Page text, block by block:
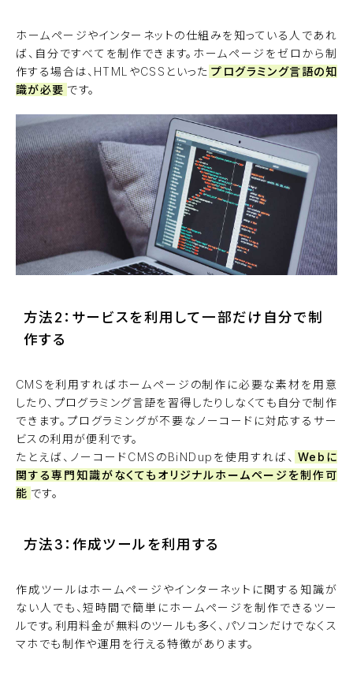
ホームページやインターネットの仕組みを知っている人であれ
ば、自分ですべてを制作できます。ホームページをゼロから制
作する場合は、HTMLやCSSといった プログラミング言語の知
識が必要 です。
方法2：サービスを利用して一部だけ自分で制
作する
CMSを利用すればホームページの制作に必要な素材を用意
したり、プログラミング言語を習得したりしなくても自分で制作
できます。プログラミングが不要なノーコードに対応するサー
ビスの利用が便利です。
たとえば、ノーコードCMSのBiNDup を使用すれば、 Webに
関する専門知識がなくてもオリジナルホームページを制作可
能 です。
方法3：作成ツールを利用する
作成ツールはホームページやインターネットに関する知識が
ない人でも、短時間で簡単にホームページを制作できるツー
ルです。利用料金が無料のツールも多く、パソコンだけでなくス
マホでも制作や運用を行える特徴があります。